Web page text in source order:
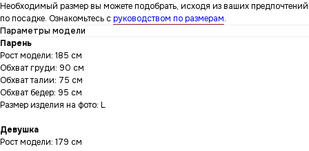
Необходимый размер вы можете подобрать, исходя из ваших предпочтений
по посадке. Ознакомьтесь сруководством по размерам.
Параметры модели
Парень
Рост модели: 185 см
Обхват груди: 90 см
Обхват талии: 75 см
Обхват бедер: 95 см
Размер изделия на фото: L
Девушка
Рост модели: 179 см